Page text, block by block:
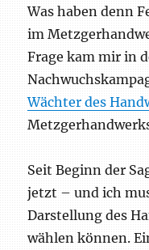
Was haben denn
im
Frage kam mir in
Wächter des
Seit Beginn der
jetzt – und ich
Darstellung des
wählen können.